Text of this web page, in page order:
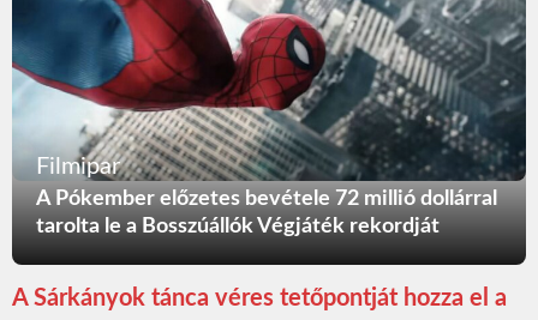
Filmipar
A Pókember előzetes bevétele 72 millió dollárral
tarolta le a Bosszúállók Végjáték rekordját
A Sárkányok tánca véres tetőpontját hozza el a